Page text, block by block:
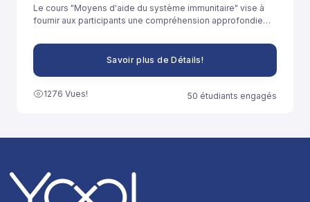
Le cours "Moyens d'aide du système immunitaire" vise à
fournir aux participants une compréhension approfondie
pour renforcer le système immunitaire et promouvoir la
Savoir plus de Détails!
1276 Vues! 50 étudiants engagés